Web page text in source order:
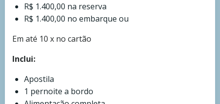
R$ 1.400,00 na reserva
R$ 1.400,00 no embarque ou
Em até 10 x no cartão
Inclui:
Apostila
1 pernoite a bordo